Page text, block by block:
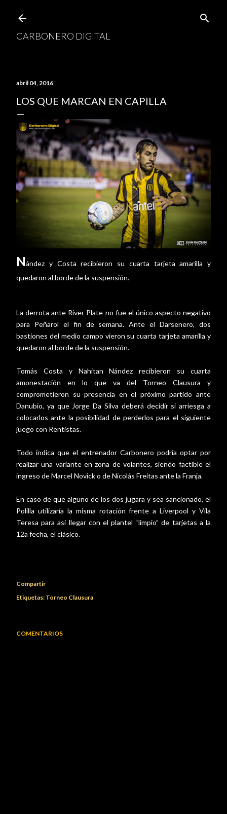
CARBONERO DIGITAL
abril 04, 2016
LOS QUE MARCAN EN CAPILLA
Nández y Costa recibieron su cuarta tarjeta amarilla y
quedaron al borde de la suspensión.
La derrota ante River Plate no fue el único aspecto negativo
para Peñarol el fin de semana. Ante el Darsenero, dos
bastiones del medio campo vieron su cuarta tarjeta amarilla y
quedaron al borde de la suspensión.
Tomás Costa y Nahitan Nández recibieron su cuarta
amonestación en lo que va del Torneo Clausura y
comprometieron su presencia en el próximo partido ante
Danubio, ya que Jorge Da Silva deberá decidir si arriesga a
colocarlos ante la posibilidad de perderlos para el siguiente
juego con Rentistas.
Todo indica que el entrenador Carbonero podría optar por
realizar una variante en zona de volantes, siendo factible el
ingreso de Marcel Novick o de Nicolás Freitas ante la Franja.
En caso de que alguno de los dos jugara y sea sancionado, el
Polilla utilizaría la misma rotación frente a Liverpool y Vila
Teresa para así llegar con el plantel “limpio” de tarjetas a la
12a fecha, el clásico.
Compartir
Etiquetas: Torneo Clausura
COMENTARIOS